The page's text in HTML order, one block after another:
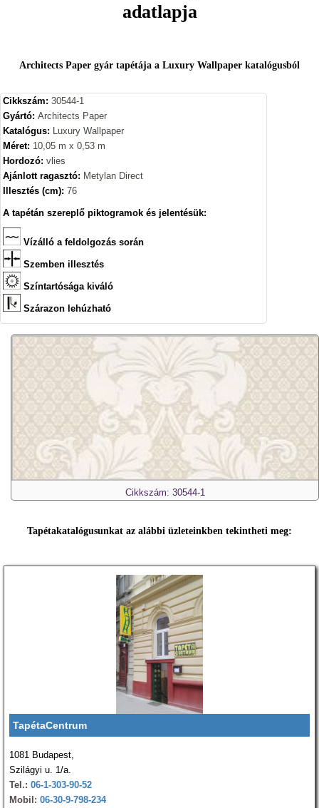
adatlapja
Architects Paper gyár tapétája a Luxury Wallpaper katalógusból
Cikkszám: 30544-1
Gyártó: Architects Paper
Katalógus: Luxury Wallpaper
Méret: 10,05 m x 0,53 m
Hordozó: vlies
Ajánlott ragasztó: Metylan Direct
Illesztés (cm): 76
A tapétán szereplő piktogramok és jelentésük:
Vízálló a feldolgozás során
Szemben illesztés
Színtartósága kiváló
Szárazon lehúzható
Cikkszám: 30544-1
Tapétakatalógusunkat az alábbi üzleteinkben tekintheti meg:
TapétaCentrum
1081 Budapest,
Szilágyi u. 1/a.
Tel.: 06-1-303-90-52
Mobil: 06-30-9-798-234